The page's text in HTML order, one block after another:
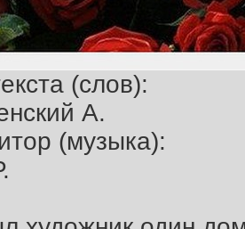
(слов):
А.
(музыка):